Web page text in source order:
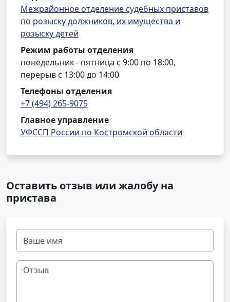
Межрайонное отделение судебных приставов
по розыску должников, их имущества и
розыску детей
Режим работы отделения
понедельник - пятница с 9:00 по 18:00,
перерыв с 13:00 до 14:00
Телефоны отделения
+7 (494) 265-9075
Главное управление
УФССП России по Костромской области
Оставить отзыв или жалобу на
пристава